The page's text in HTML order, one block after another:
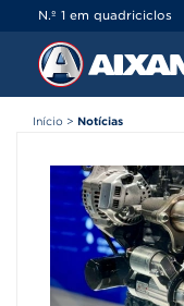
N.º 1 em quadriciclos
Início > Notícias
Painel de